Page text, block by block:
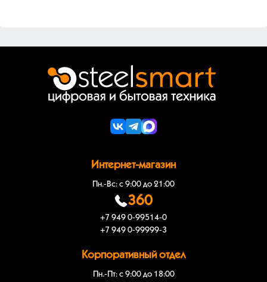
Интернет-магазин
Пн.-Вс: с 9:00 до 21:00
360
+7 949 0-99514-0
+7 949 0-99999-3
Корпоративный отдел
Пн.-Пт: с 9:00 до 18:00